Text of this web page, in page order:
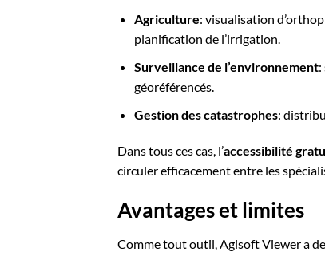
Agriculture: visualisation
planification de l’irrigation.
Surveillance de l’environnement:
géoréférencés.
Gestion des catastrophes:
Dans tous ces cas, l’accessibilité
circuler efficacement entre les
Avantages et limites
Comme tout outil, Agisoft Viewer a